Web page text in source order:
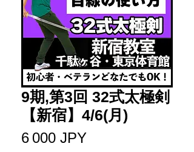
9期,第3回 32式太極剣
【新宿】4/6(月)
6 000 JPYPrix